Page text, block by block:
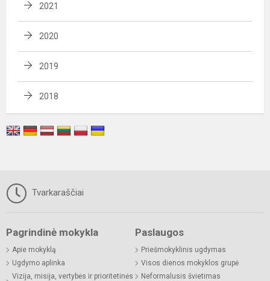
2021
2020
2019
2018
Tvarkaraščiai
Pagrindinė mokykla
Apie mokyklą
Ugdymo aplinka
Vizija, misija, vertybės ir prioritetinės
Paslaugos
Priešmokyklinis ugdymas
Visos dienos mokyklos grupė
Neformalusis švietimas